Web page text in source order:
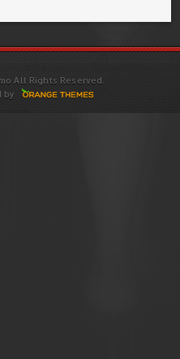
All Rights Reserved.
by